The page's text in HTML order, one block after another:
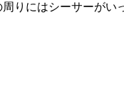
りにはシーサーがい